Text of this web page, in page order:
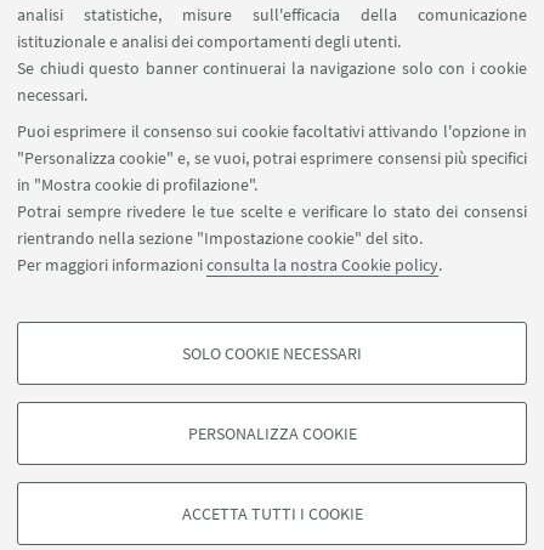
analisi statistiche, misure sull'efficacia della comunicazione
istituzionale e analisi dei comportamenti degli utenti.
Se chiudi questo banner continuerai la navigazione solo con i cookie
necessari.
Puoi esprimere il consenso sui cookie facoltativi attivando l'opzione in
"Personalizza cookie" e, se vuoi, potrai esprimere consensi più specifici
in "Mostra cookie di profilazione".
Potrai sempre rivedere le tue scelte e verificare lo stato dei consensi
rientrando nella sezione "Impostazione cookie" del sito.
Per maggiori informazioniconsulta la nostra Cookie policy.
COOKIE DI PROFILAZIONE - FACOLTATIVI
degli utenti, creare profili in base al loro comportamento sul sito, per analisi
di marketing.
Google/Youtube Video
SOLO COOKIE NECESSARI
PERSONALIZZA COOKIE
ACCETTA TUTTI I COOKIE
IN EVIDENZA
LINK ZOOM
Locandina [ .jpg 470Kb ]
Seguici su:
©Copyright 2026 - ALMA MATER STUDIORUM - Università di
Privacy- Note legali-Impostazioni Cookie